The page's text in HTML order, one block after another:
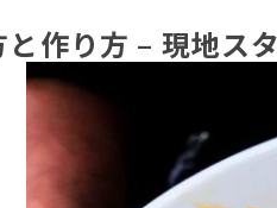
作り方 – 現地ス